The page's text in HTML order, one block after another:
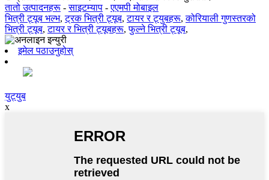
तातो उत्पादनहरू -साइटम्याप -एएमपी मोबाइल
भित्री ट्यूब भल्भ,ट्रक भित्री ट्यूब,टायर र ट्युबहरू,कोरियाली गुणस्तरको
भित्री ट्यूब,टायर र भित्री ट्यूबहरू,फुल्ने भित्री ट्यूब,
इमेल पठाउनुहोस्
युट्युब
x